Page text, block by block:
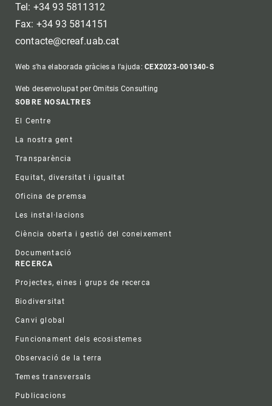
Tel: +34 93 5811312
Fax: +34 93 5814151
contacte@creaf.uab.cat
Web s'ha elaborada gràcies a l'ajuda:CEX2023-001340-S
Web desenvolupat per Omitsis Consulting
Footer
SOBRE NOSALTRES
El Centre
La nostra gent
Transparència
Equitat, diversitat i igualtat
Oficina de premsa
Les instal·lacions
Ciència oberta i gestió del coneixement
Documentació
RECERCA
Projectes, eines i grups de recerca
Biodiversitat
Canvi global
Funcionament dels ecosistemes
Observació de la terra
Temes transversals
Publicacions